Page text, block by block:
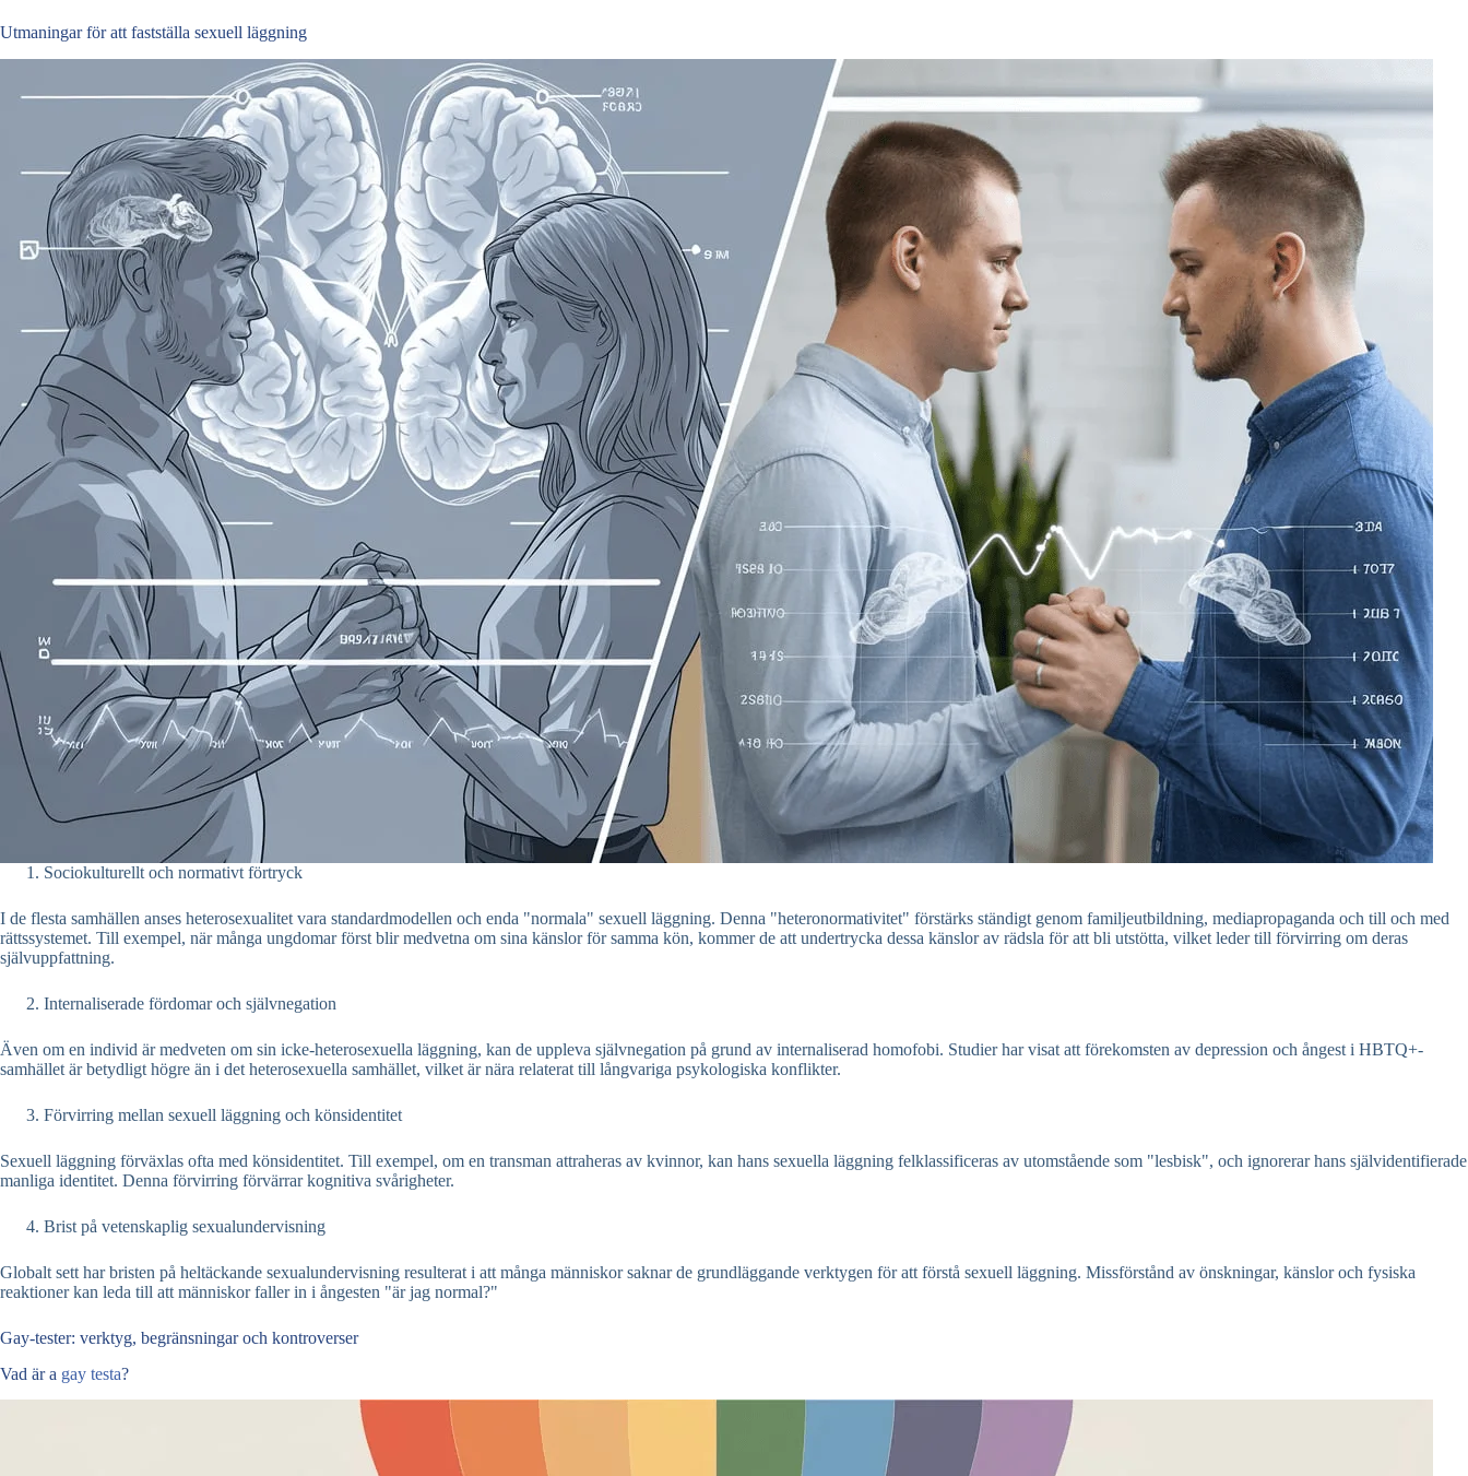
Utmaningar för att fastställa sexuell läggning
Sociokulturellt och normativt förtryck
I de flesta samhällen anses heterosexualitet vara standardmodellen och enda "normala" sexuell läggning. Denna "heteronormativitet" förstärks ständigt genom familjeutbildning, mediapropaganda och till och med
rättssystemet. Till exempel, när många ungdomar först blir medvetna om sina känslor för samma kön, kommer de att undertrycka dessa känslor av rädsla för att bli utstötta, vilket leder till förvirring om deras
självuppfattning.
Internaliserade fördomar och självnegation
Även om en individ är medveten om sin icke-heterosexuella läggning, kan de uppleva självnegation på grund av internaliserad homofobi. Studier har visat att förekomsten av depression och ångest i HBTQ+-
samhället är betydligt högre än i det heterosexuella samhället, vilket är nära relaterat till långvariga psykologiska konflikter.
Förvirring mellan sexuell läggning och könsidentitet
Sexuell läggning förväxlas ofta med könsidentitet. Till exempel, om en transman attraheras av kvinnor, kan hans sexuella läggning felklassificeras av utomstående som "lesbisk", och ignorerar hans självidentifierade
manliga identitet. Denna förvirring förvärrar kognitiva svårigheter.
Brist på vetenskaplig sexualundervisning
Globalt sett har bristen på heltäckande sexualundervisning resulterat i att många människor saknar de grundläggande verktygen för att förstå sexuell läggning. Missförstånd av önskningar, känslor och fysiska
reaktioner kan leda till att människor faller in i ångesten "är jag normal?"
Gay-tester: verktyg, begränsningar och kontroverser
Vad är a gay testa?